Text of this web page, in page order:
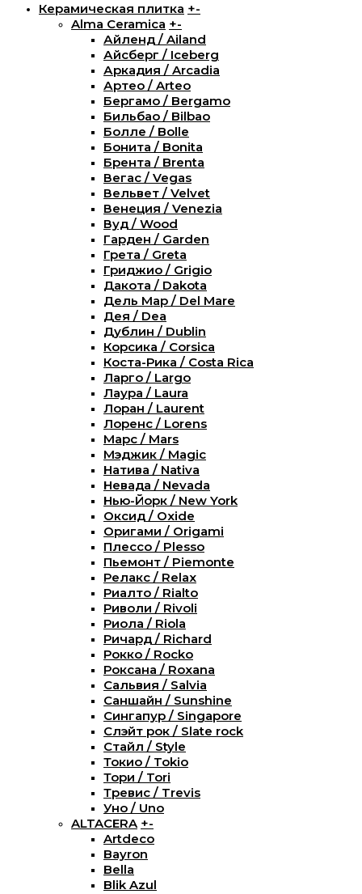
Керамическая плитка +-
Alma Ceramica +-
Айленд / Ailand
Айсберг / Iceberg
Аркадия / Arcadia
Артео / Arteo
Бергамо / Bergamo
Бильбао / Bilbao
Болле / Bolle
Бонита / Bonita
Брента / Brenta
Вегас / Vegas
Вельвет / Velvet
Венеция / Venezia
Вуд / Wood
Гарден / Garden
Грета / Greta
Гриджио / Grigio
Дакота / Dakota
Дель Мар / Del Mare
Дея / Dea
Дублин / Dublin
Корсика / Corsica
Коста-Рика / Costa Rica
Ларго / Largo
Лаура / Laura
Лоран / Laurent
Лоренс / Lorens
Марс / Mars
Мэджик / Magic
Натива / Nativa
Невада / Nevada
Нью-Йорк / New York
Оксид / Oxide
Оригами / Origami
Плессо / Plesso
Пьемонт / Piemonte
Релакс / Relax
Риалто / Rialto
Риволи / Rivoli
Риола / Riola
Ричард / Richard
Рокко / Rocko
Роксана / Roxana
Сальвия / Salvia
Саншайн / Sunshine
Сингапур / Singapore
Слэйт рок / Slate rock
Стайл / Style
Токио / Tokio
Тори / Tori
Тревис / Trevis
Уно / Uno
ALTACERA +-
Artdeco
Bayron
Bella
Blik Azul